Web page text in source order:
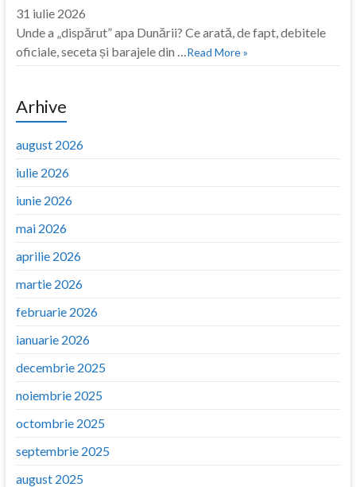
31 iulie 2026
Unde a „dispărut” apa Dunării? Ce arată, de fapt, debitele
oficiale, seceta și barajele din …
Read More »
Arhive
august 2026
iulie 2026
iunie 2026
mai 2026
aprilie 2026
martie 2026
februarie 2026
ianuarie 2026
decembrie 2025
noiembrie 2025
octombrie 2025
septembrie 2025
august 2025